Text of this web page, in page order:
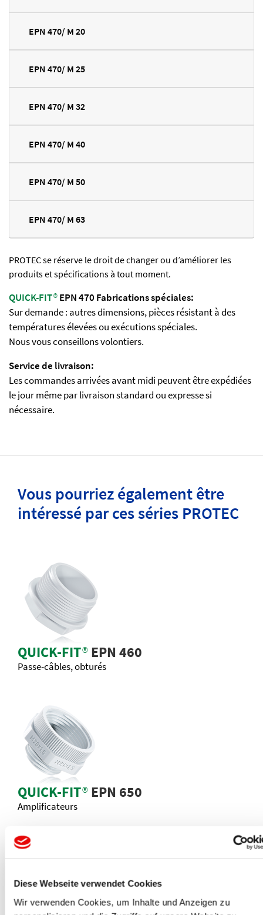
Diese Webseite verwendet Cookies
Wir verwenden Cookies, um Inhalte und Anzeigen zu
EPN 470/ M 20
EPN 470/ M 25
EPN 470/ M 32
EPN 470/ M 40
EPN 470/ M 50
EPN 470/ M 63
PROTEC se réserve le droit de changer ou d’améliorer les
produits et spécifications à tout moment.
QUICK-FIT®EPN 470 Fabrications spéciales:
Sur demande : autres dimensions, pièces résistant à des
températures élevées ou exécutions spéciales.
Nous vous conseillons volontiers.
Service de livraison:
Les commandes arrivées avant midi peuvent être expédiées
le jour même par livraison standard ou expresse si
nécessaire.
Vous pourriez également être
intéressé par ces séries PROTEC
QUICK-FIT®EPN 460
Passe-câbles, obturés
QUICK-FIT®EPN 650
Amplificateurs